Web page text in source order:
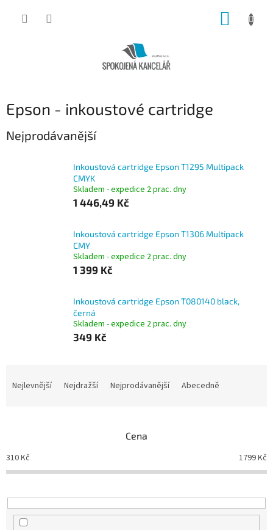
Epson - inkoustové cartridge
Nejprodávanější
Inkoustová cartridge Epson T1295 Multipack
CMYK
Skladem - expedice 2 prac. dny
1 446,49 Kč
Inkoustová cartridge Epson T1306 Multipack
CMY
Skladem - expedice 2 prac. dny
1 399 Kč
Inkoustová cartridge Epson T080140 black,
černá
Skladem - expedice 2 prac. dny
349 Kč
p
r
o
u
Nejlevnější Nejdražší Nejprodávanější Abecedně
Cena
310Kč 1799Kč